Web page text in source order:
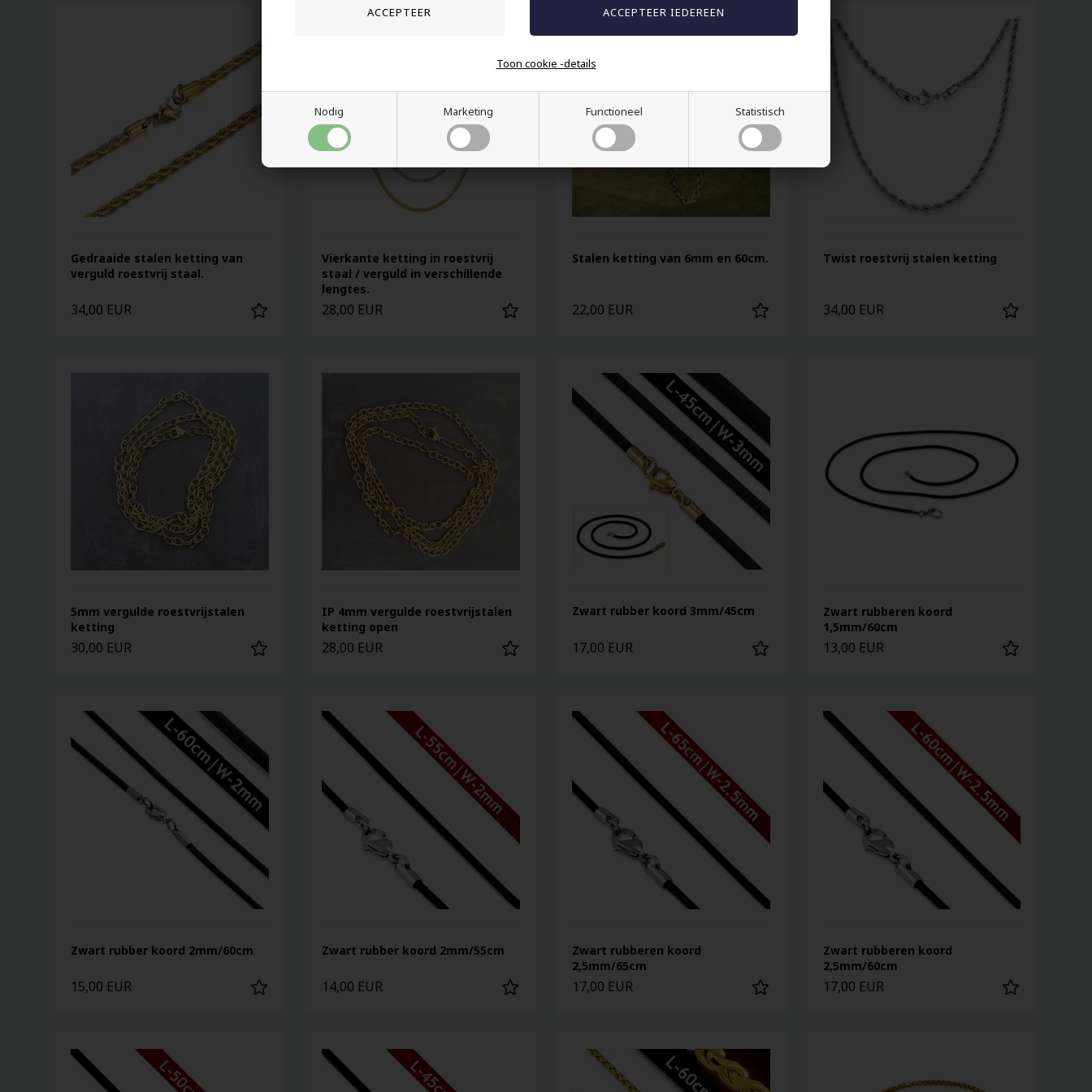
Nodig Marketing Functioneel Statistisch
Toon cookie -details
Gedraaide stalen ketting van
verguld roestvrij staal.
34,00 EUR
Vierkante ketting in roestvrij
staal / verguld in verschillende
lengtes.
28,00 EUR
Stalen ketting van 6mm en 60cm.
22,00 EUR
Twist roestvrij stalen ketting
34,00 EUR
5mm vergulde roestvrijstalen
ketting
30,00 EUR
IP 4mm vergulde roestvrijstalen
ketting open
28,00 EUR
Zwart rubber koord 3mm/45cm
17,00 EUR
Zwart rubberen koord
1,5mm/60cm
13,00 EUR
Zwart rubber koord 2mm/60cm
15,00 EUR
Zwart rubber koord 2mm/55cm
14,00 EUR
Zwart rubberen koord
2,5mm/65cm
17,00 EUR
Zwart rubberen koord
2,5mm/60cm
17,00 EUR